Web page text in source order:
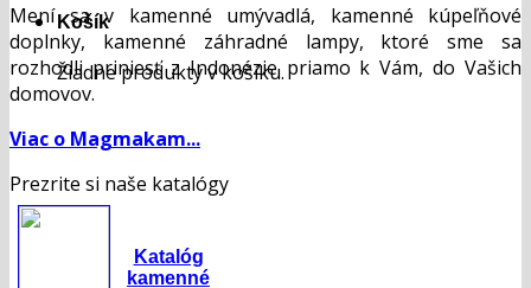
Košík
Žiadne produkty v košíku.
Mení sa v kamenné umývadlá, kamenné kúpeľňové
doplnky, kamenné záhradné lampy, ktoré sme sa
rozhodli priniesť z Indonézie priamo k Vám, do Vašich
domovov.
Viac o Magmakam...
Prezrite si naše katalógy
Katalóg
kamenné